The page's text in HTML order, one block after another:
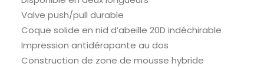
Valve push/pull durable
Coque solide en nid d’abeille 20D indéchirable
Impression antidérapante au dos
Construction de zone de mousse hybride